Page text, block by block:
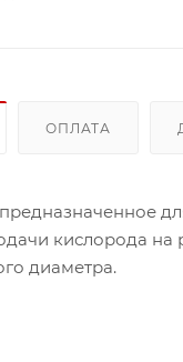
ОПЛАТА
кислорода на
диаметра.